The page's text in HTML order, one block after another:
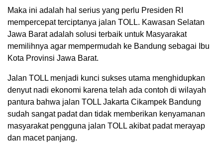
Maka ini adalah hal serius yang perlu Presiden RI
mempercepat terciptanya jalan TOLL. Kawasan Selatan
Jawa Barat adalah solusi terbaik untuk Masyarakat
memilihnya agar mempermudah ke Bandung sebagai Ibu
Kota Provinsi Jawa Barat.
Jalan TOLL menjadi kunci sukses utama menghidupkan
denyut nadi ekonomi karena telah ada contoh di wilayah
pantura bahwa jalan TOLL Jakarta Cikampek Bandung
sudah sangat padat dan tidak memberikan kenyamanan
masyarakat pengguna jalan TOLL akibat padat merayap
dan macet panjang.